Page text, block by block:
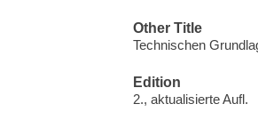
Other Title
Technischen
Edition
2., aktualisierte Aufl.